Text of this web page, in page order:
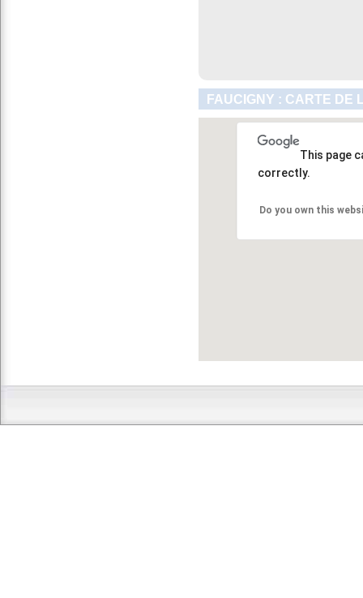
FAUCIGNY : CARTE DE
This page
correctly.
Do you own this